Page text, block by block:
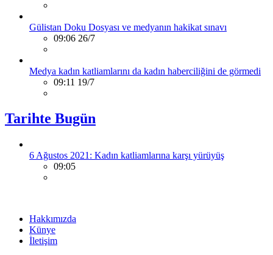
Gülistan Doku Dosyası ve medyanın hakikat sınavı
09:06 26/7
Medya kadın katliamlarını da kadın haberciliğini de görmedi
09:11 19/7
Tarihte Bugün
6 Ağustos 2021: Kadın katliamlarına karşı yürüyüş
09:05
Hakkımızda
Künye
İletişim